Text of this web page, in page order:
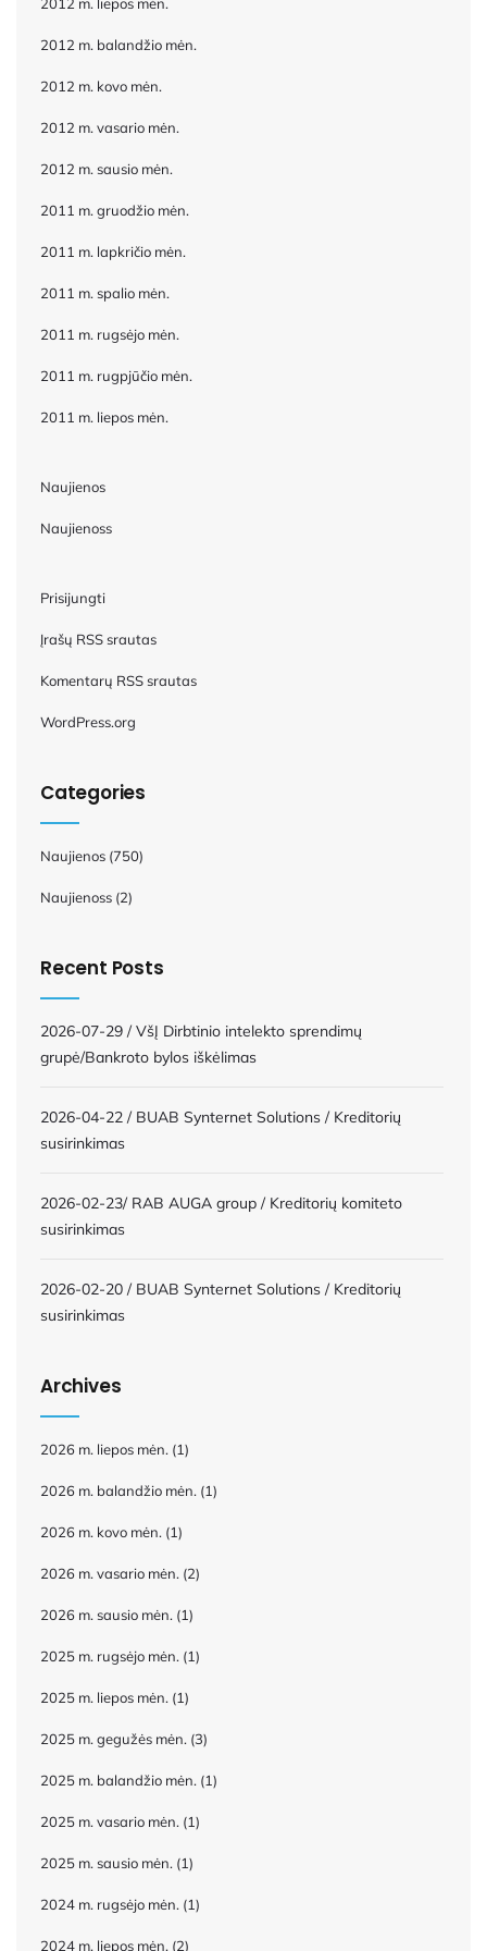
2012 m. balandžio mėn.
2012 m. kovo mėn.
2012 m. vasario mėn.
2012 m. sausio mėn.
2011 m. gruodžio mėn.
2011 m. lapkričio mėn.
2011 m. spalio mėn.
2011 m. rugsėjo mėn.
2011 m. rugpjūčio mėn.
2011 m. liepos mėn.
Naujienos
Naujienoss
Prisijungti
Įrašų RSS srautas
Komentarų RSS srautas
WordPress.org
Categories
Naujienos (750)
Naujienoss (2)
Recent Posts
2026-07-29 / VšĮ Dirbtinio intelekto sprendimų
grupė/Bankroto bylos iškėlimas
2026-04-22 / BUAB Synternet Solutions / Kreditorių
susirinkimas
2026-02-23/ RAB AUGA group / Kreditorių komiteto
susirinkimas
2026-02-20 / BUAB Synternet Solutions / Kreditorių
susirinkimas
Archives
2026 m. liepos mėn. (1)
2026 m. balandžio mėn. (1)
2026 m. kovo mėn. (1)
2026 m. vasario mėn. (2)
2026 m. sausio mėn. (1)
2025 m. rugsėjo mėn. (1)
2025 m. liepos mėn. (1)
2025 m. gegužės mėn. (3)
2025 m. balandžio mėn. (1)
2025 m. vasario mėn. (1)
2025 m. sausio mėn. (1)
2024 m. rugsėjo mėn. (1)
2024 m. liepos mėn. (2)